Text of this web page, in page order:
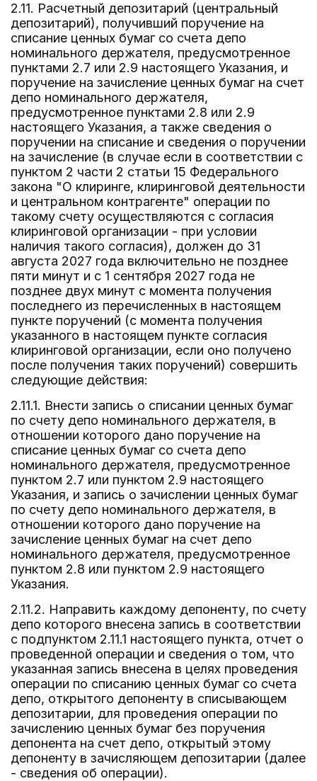
2.11. Расчетный депозитарий (центральный
депозитарий), получивший поручение на
списание ценных бумаг со счета депо
номинального держателя, предусмотренное
пунктами 2.7 или 2.9 настоящего Указания, и
поручение на зачисление ценных бумаг на счет
депо номинального держателя,
предусмотренное пунктами 2.8 или 2.9
настоящего Указания, а также сведения о
поручении на списание и сведения о поручении
на зачисление (в случае если в соответствии с
пунктом 2 части 2 статьи 15 Федерального
закона "О клиринге, клиринговой деятельности
и центральном контрагенте" операции по
такому счету осуществляются с согласия
клиринговой организации - при условии
наличия такого согласия), должен до 31
августа 2027 года включительно не позднее
пяти минут и с 1 сентября 2027 года не
позднее двух минут с момента получения
последнего из перечисленных в настоящем
пункте поручений (с момента получения
указанного в настоящем пункте согласия
клиринговой организации, если оно получено
после получения таких поручений) совершить
следующие действия:
2.11.1. Внести запись о списании ценных бумаг
по счету депо номинального держателя, в
отношении которого дано поручение на
списание ценных бумаг со счета депо
номинального держателя, предусмотренное
пунктом 2.7 или пунктом 2.9 настоящего
Указания, и запись о зачислении ценных бумаг
по счету депо номинального держателя, в
отношении которого дано поручение на
зачисление ценных бумаг на счет депо
номинального держателя, предусмотренное
пунктом 2.8 или пунктом 2.9 настоящего
Указания.
2.11.2. Направить каждому депоненту, по счету
депо которого внесена запись в соответствии
с подпунктом 2.11.1 настоящего пункта, отчет о
проведенной операции и сведения о том, что
указанная запись внесена в целях проведения
операции по списанию ценных бумаг со счета
депо, открытого депоненту в списывающем
депозитарии, для проведения операции по
зачислению ценных бумаг без поручения
депонента на счет депо, открытый этому
депоненту в зачисляющем депозитарии (далее
- сведения об операции).